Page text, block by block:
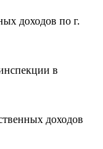
доходов по г.
в
доходов